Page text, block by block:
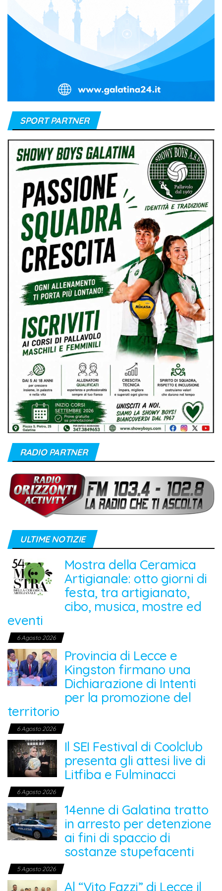
SPORT PARTNER
RADIO PARTNER
ULTIME NOTIZIE
Mostra della Ceramica
Artigianale: otto giorni di
festa, tra artigianato,
cibo, musica, mostre ed
eventi
6 Agosto 2026
Provincia di Lecce e
Kingston firmano una
Dichiarazione di Intenti
per la promozione del
territorio
6 Agosto 2026
Il SEI Festival di Coolclub
presenta gli attesi live di
Litfiba e Fulminacci
6 Agosto 2026
14enne di Galatina tratto
in arresto per detenzione
ai fini di spaccio di
sostanze stupefacenti
5 Agosto 2026
Al “Vito Fazzi” di Lecce il